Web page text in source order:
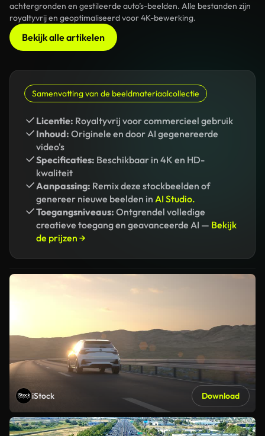
achtergronden en gestileerde auto’s-beelden. Alle bestanden zijn
royaltyvrij en geoptimaliseerd voor 4K-bewerking.
Bekijk alle artikelen
Samenvatting van de beeldmateriaalcollectie
Licentie: Royaltyvrij voor commercieel gebruik
Inhoud: Originele en door AI gegenereerde
video's
Specificaties: Beschikbaar in 4K en HD-
kwaliteit
Aanpassing: Remix deze stockbeelden of
genereer nieuwe beelden in AI Studio.
Toegangsniveaus: Ontgrendel volledige
creatieve toegang en geavanceerde AI — Bekijk
de prijzen →
iStock Download